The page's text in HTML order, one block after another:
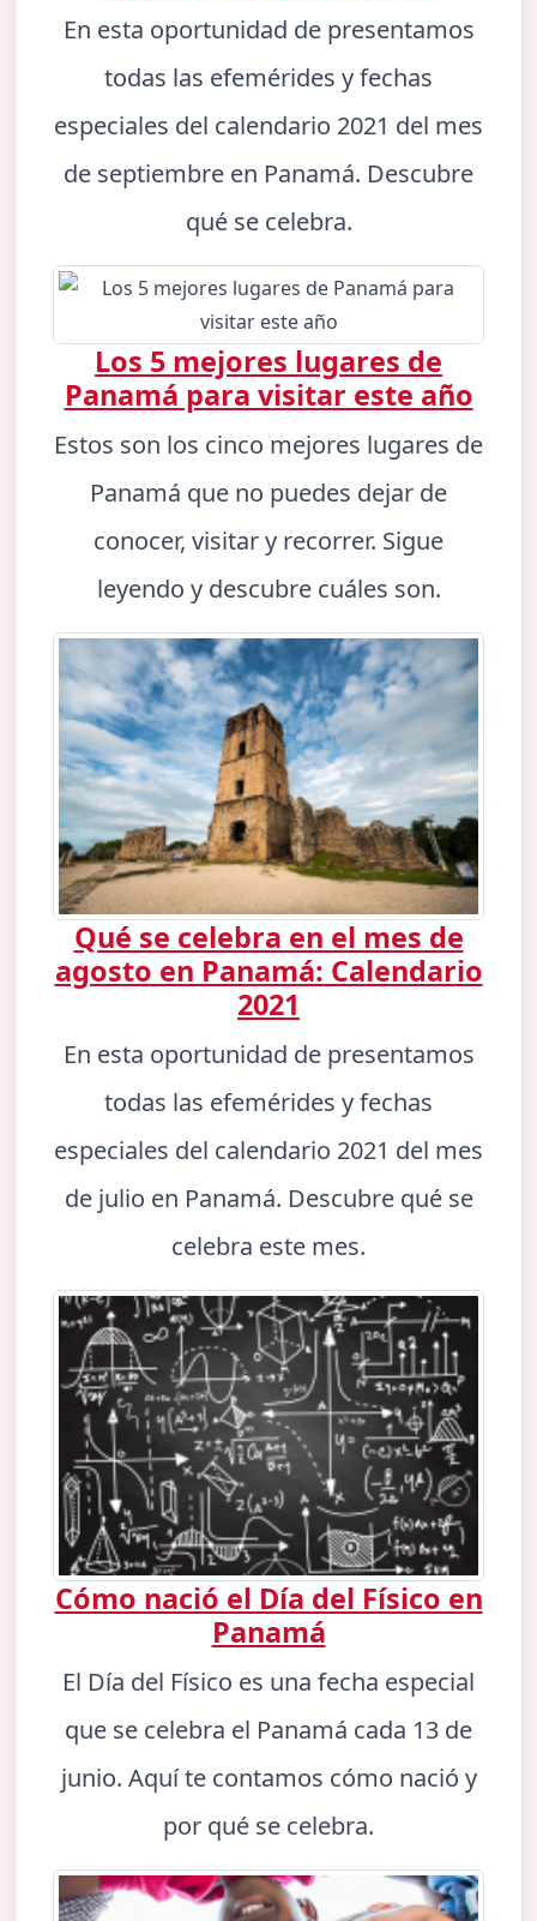
En esta oportunidad de presentamos
todas las efemérides y fechas
especiales del calendario 2021 del mes
de septiembre en Panamá. Descubre
qué se celebra.
Los 5 mejores lugares de
Panamá para visitar este año
Estos son los cinco mejores lugares de
Panamá que no puedes dejar de
conocer, visitar y recorrer. Sigue
leyendo y descubre cuáles son.
Qué se celebra en el mes de
agosto en Panamá: Calendario
2021
En esta oportunidad de presentamos
todas las efemérides y fechas
especiales del calendario 2021 del mes
de julio en Panamá. Descubre qué se
celebra este mes.
Cómo nació el Día del Físico en
Panamá
El Día del Físico es una fecha especial
que se celebra el Panamá cada 13 de
junio. Aquí te contamos cómo nació y
por qué se celebra.